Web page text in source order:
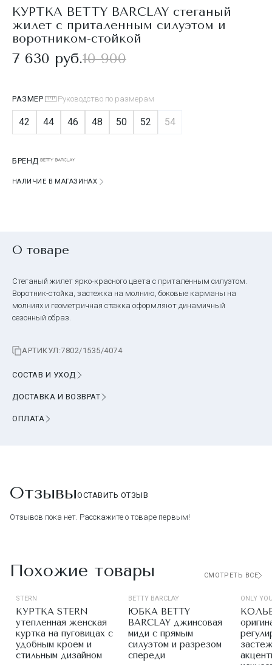
КУРТКА BETTY BARCLAY стеганый
жилет с приталенным силуэтом и
воротником-стойкой
7 630 руб.10 900
РАЗМЕР Руководство по размерам
42 44 46 48 50 52 54
БРЕНД
НАЛИЧИЕ В МАГАЗИНАХ
О товаре
Стеганый жилет ярко-красного цвета с приталенным силуэтом.
Воротник-стойка, застежка на молнию, боковые карманы на
молниях и геометричная стежка оформляют динамичный
сезонный образ.
АРТИКУЛ:7802/1535/4074
СОСТАВ И УХОД
ДОСТАВКА И ВОЗВРАТ
ОПЛАТА
ОтзывыОСТАВИТЬ ОТЗЫВ
Отзывов пока нет. Расскажите о товаре первым!
Похожие товары СМОТРЕТЬ ВСЕ
STERN
КУРТКА STERN
утепленная женская
куртка на пуговицах с
удобным кроем и
стильным дизайном
BETTY BARCLAY
ЮБКА BETTY
BARCLAY джинсовая
миди с прямым
силуэтом и разрезом
спереди
ONLY
КОЛЬЕ